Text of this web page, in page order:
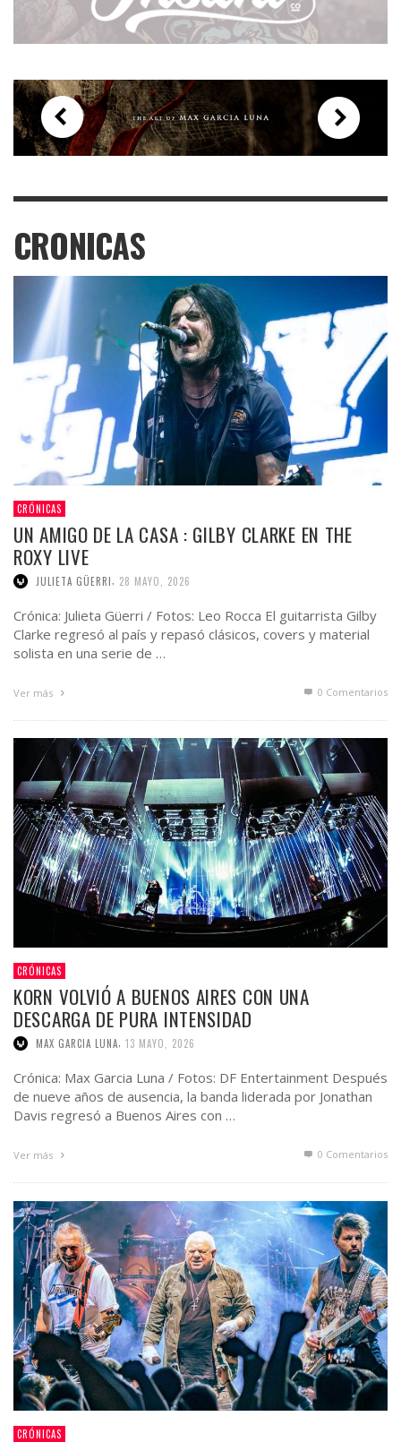
CRONICAS
CRÓNICAS
UN AMIGO DE LA CASA : GILBY CLARKE EN THE
ROXY LIVE
JULIETA GÜERRI 28 MAYO, 2026
Crónica: Julieta Güerri / Fotos: Leo Rocca El guitarrista Gilby
Clarke regresó al país y repasó clásicos, covers y material
solista en una serie de …
Ver más 0 Comentarios
CRÓNICAS
KORN VOLVIÓ A BUENOS AIRES CON UNA
DESCARGA DE PURA INTENSIDAD
MAX GARCIA LUNA 13 MAYO, 2026
Crónica: Max Garcia Luna / Fotos: DF Entertainment Después
de nueve años de ausencia, la banda liderada por Jonathan
Davis regresó a Buenos Aires con …
Ver más 0 Comentarios
CRÓNICAS